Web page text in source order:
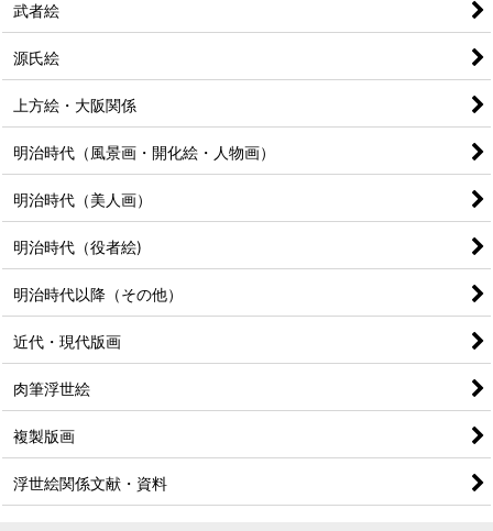
武者絵
源氏絵
上方絵・大阪関係
明治時代（風景画・開化絵・人物画）
明治時代（美人画）
明治時代（役者絵)
明治時代以降（その他）
近代・現代版画
肉筆浮世絵
複製版画
浮世絵関係文献・資料